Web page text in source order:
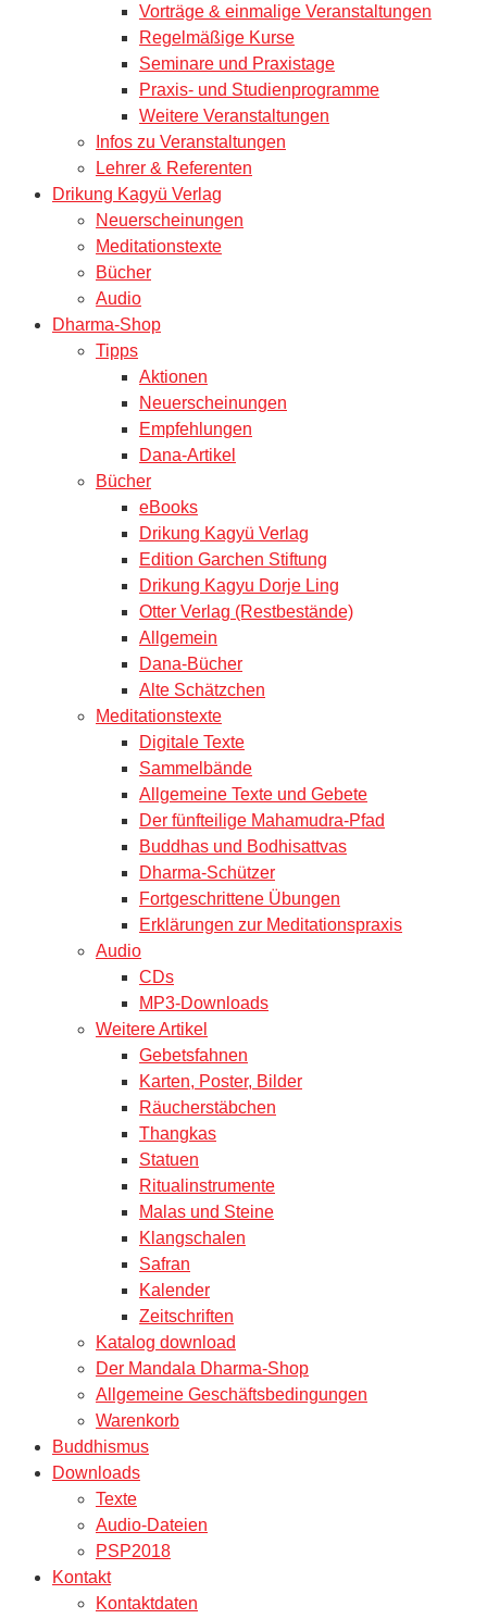
Vorträge & einmalige Veranstaltungen
Regelmäßige Kurse
Seminare und Praxistage
Praxis- und Studienprogramme
Weitere Veranstaltungen
Infos zu Veranstaltungen
Lehrer & Referenten
Drikung Kagyü Verlag
Neuerscheinungen
Meditationstexte
Bücher
Audio
Dharma-Shop
Tipps
Aktionen
Neuerscheinungen
Empfehlungen
Dana-Artikel
Bücher
eBooks
Drikung Kagyü Verlag
Edition Garchen Stiftung
Drikung Kagyu Dorje Ling
Otter Verlag (Restbestände)
Allgemein
Dana-Bücher
Alte Schätzchen
Meditationstexte
Digitale Texte
Sammelbände
Allgemeine Texte und Gebete
Der fünfteilige Mahamudra-Pfad
Buddhas und Bodhisattvas
Dharma-Schützer
Fortgeschrittene Übungen
Erklärungen zur Meditationspraxis
Audio
CDs
MP3-Downloads
Weitere Artikel
Gebetsfahnen
Karten, Poster, Bilder
Räucherstäbchen
Thangkas
Statuen
Ritualinstrumente
Malas und Steine
Klangschalen
Safran
Kalender
Zeitschriften
Katalog download
Der Mandala Dharma-Shop
Allgemeine Geschäftsbedingungen
Warenkorb
Buddhismus
Downloads
Texte
Audio-Dateien
PSP2018
Kontakt
Kontaktdaten